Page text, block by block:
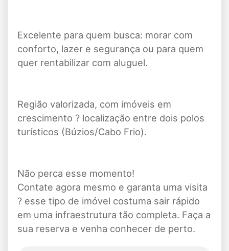
Excelente para quem busca: morar com
conforto, lazer e segurança ou para quem
quer rentabilizar com aluguel.
Região valorizada, com imóveis em
crescimento ? localização entre dois polos
turísticos (Búzios/Cabo Frio).
Não perca esse momento!
Contate agora mesmo e garanta uma visita
? esse tipo de imóvel costuma sair rápido
em uma infraestrutura tão completa. Faça a
sua reserva e venha conhecer de perto.